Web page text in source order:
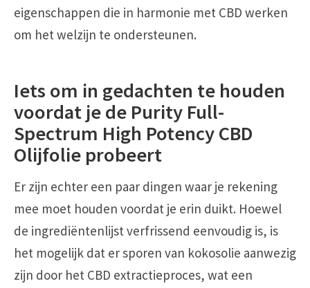
eigenschappen die in harmonie met CBD werken
om het welzijn te ondersteunen.
Iets om in gedachten te houden
voordat je de Purity Full-
Spectrum High Potency CBD
Olijfolie probeert
Er zijn echter een paar dingen waar je rekening
mee moet houden voordat je erin duikt. Hoewel
de ingrediëntenlijst verfrissend eenvoudig is, is
het mogelijk dat er sporen van kokosolie aanwezig
zijn door het CBD extractieproces, wat een